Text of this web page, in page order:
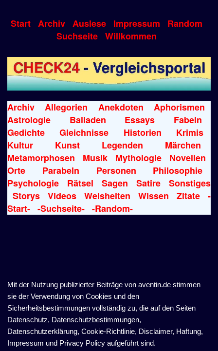
Start Archiv Auslese Impressum
Random
Suchseite Willkommen
Archiv Allegorien Anekdoten
Aphorismen
Astrologie
Balladen Essays
Fabeln
Gedichte
Gleichnisse Historien
Krimis
Kultur
Kunst Legenden
Märchen
Metamorphosen
Musik Mythologie
Novellen
Orte
Parabeln Personen
Philosophie
Psychologie
Rätsel Sagen Satire
Sonstiges
Storys
Videos Weisheiten Wissen Zitate
-
Start- -Suchseite- -Random-
Mit der Nutzung publizierter Beiträge von aventin.de stimmen
sie der Verwendung von Cookies und den
Sicherheitsbestimmungen vollständig zu, die auf den Seiten
Datenschutz, Datenschutzbestimmungen,
Datenschutzerklärung, Cookie-Richtlinie, Disclaimer, Haftung,
Impressum und Privacy Policy aufgeführt sind.